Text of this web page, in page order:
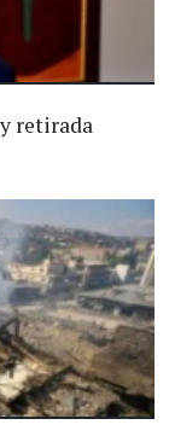
retirada